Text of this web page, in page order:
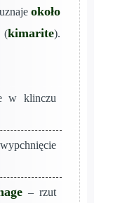
około
(kimarite).
w klinczu
– rzut